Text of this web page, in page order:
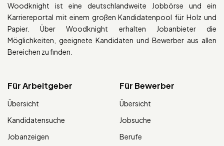
Woodknight ist eine deutschlandweite Jobbörse und ein
Karriereportal mit einem großen Kandidatenpool für Holz und
Papier. Über Woodknight erhalten Jobanbieter die
Möglichkeiten, geeignete Kandidaten und Bewerber aus allen
Bereichen zu finden.
Für Arbeitgeber
Übersicht
Kandidatensuche
Jobanzeigen
Für Bewerber
Übersicht
Jobsuche
Berufe